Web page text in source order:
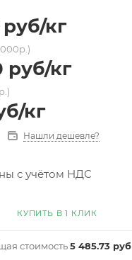
руб/кг
руб/кг
/кг
Нашли дешевле?
с учётом НДС
КУПИТЬ В 1 КЛИК
стоимость5 485.73 руб